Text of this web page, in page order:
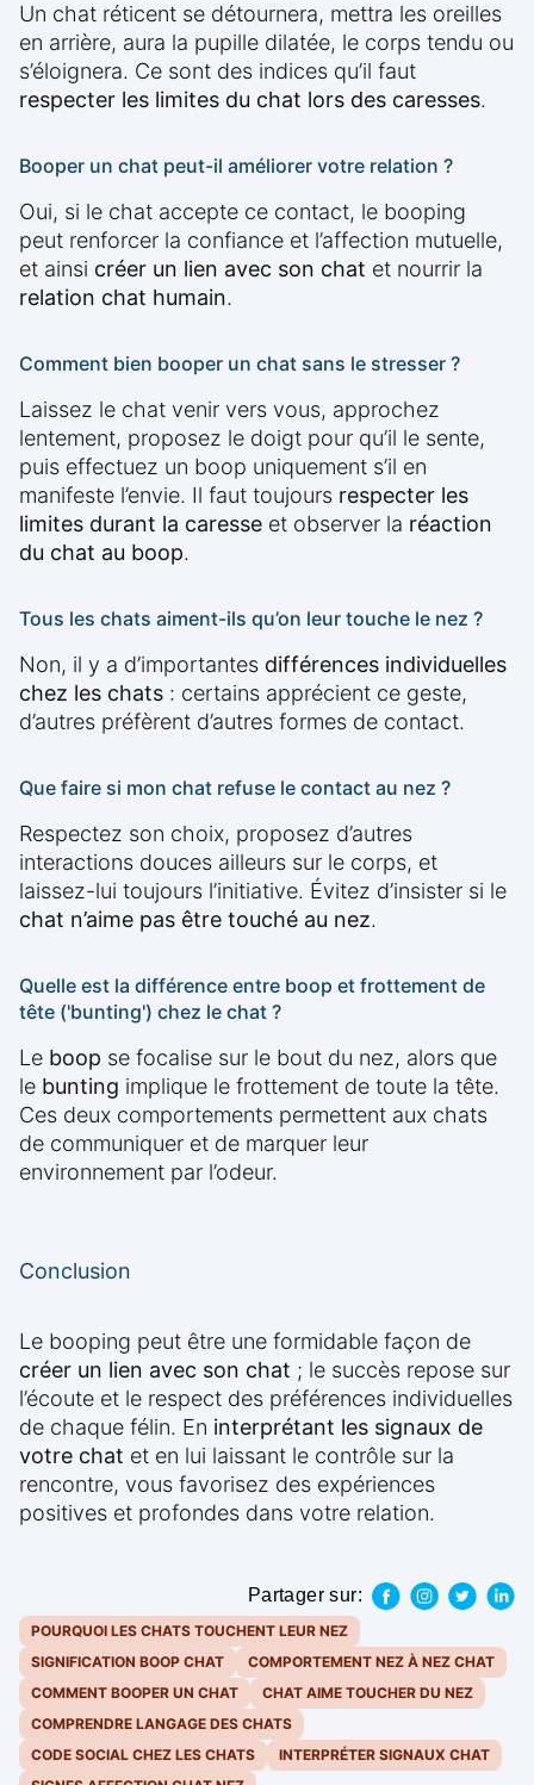
Un chat réticent se détournera, mettra les oreilles
en arrière, aura la pupille dilatée, le corps tendu ou
s’éloignera. Ce sont des indices qu’il faut
respecter les limites du chat lors des caresses.
Booper un chat peut-il améliorer votre relation ?
Oui, si le chat accepte ce contact, le booping
peut renforcer la confiance et l’affection mutuelle,
et ainsi créer un lien avec son chat et nourrir la
relation chat humain.
Comment bien booper un chat sans le stresser ?
Laissez le chat venir vers vous, approchez
lentement, proposez le doigt pour qu’il le sente,
puis effectuez un boop uniquement s’il en
manifeste l’envie. Il faut toujours respecter les
limites durant la caresse et observer la réaction
du chat au boop.
Tous les chats aiment-ils qu’on leur touche le nez ?
Non, il y a d’importantes différences individuelles
chez les chats : certains apprécient ce geste,
d’autres préfèrent d’autres formes de contact.
Que faire si mon chat refuse le contact au nez ?
Respectez son choix, proposez d’autres
interactions douces ailleurs sur le corps, et
laissez-lui toujours l’initiative. Évitez d’insister si le
chat n’aime pas être touché au nez.
Quelle est la différence entre boop et frottement de
tête ('bunting') chez le chat ?
Le boop se focalise sur le bout du nez, alors que
le bunting implique le frottement de toute la tête.
Ces deux comportements permettent aux chats
de communiquer et de marquer leur
environnement par l’odeur.
Conclusion
Le booping peut être une formidable façon de
créer un lien avec son chat ; le succès repose sur
l’écoute et le respect des préférences individuelles
de chaque félin. En interprétant les signaux de
votre chat et en lui laissant le contrôle sur la
rencontre, vous favorisez des expériences
positives et profondes dans votre relation.
Partager sur:
POURQUOI LES CHATS TOUCHENT LEUR NEZ
SIGNIFICATION BOOP CHAT
COMPORTEMENT NEZ À NEZ CHAT
COMMENT BOOPER UN CHAT
CHAT AIME TOUCHER DU NEZ
COMPRENDRE LANGAGE DES CHATS
CODE SOCIAL CHEZ LES CHATS
INTERPRÉTER SIGNAUX CHAT